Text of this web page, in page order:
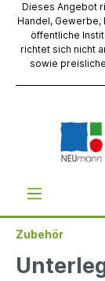
Dieses Angebot
Handel,
öffentliche
richtet sich nicht
sowie
Zubehör